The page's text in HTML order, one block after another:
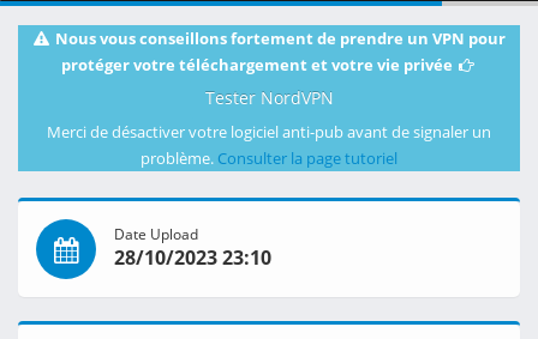
Nous vous conseillons fortement de prendre un VPN pour
protéger votre téléchargement et votre vie privée
Tester NordVPN
Merci de désactiver votre logiciel anti-pub avant de signaler un
problème. Consulter la page tutoriel
Date Upload
28/10/2023 23:10